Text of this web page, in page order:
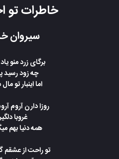
خاطرات تو
سیروان
برگای زرد منو
چه زود رسید
اما اینبار تو
روزا دارن آروم
غروبا
همه دنیا بهم
تو راحت از عشقم